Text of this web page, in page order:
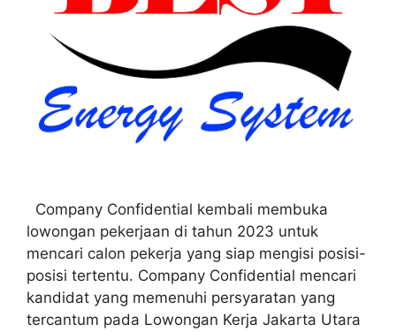
Company Confidential kembali membuka
lowongan pekerjaan di tahun 2023 untuk
mencari calon pekerja yang siap mengisi posisi-
posisi tertentu. Company Confidential mencari
kandidat yang memenuhi persyaratan yang
tercantum pada Lowongan Kerja Jakarta Utara